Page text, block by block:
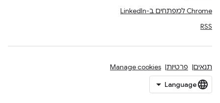
Chrome למפתחים ב-LinkedIn
RSS
תנאים פרטיות Manage cookies